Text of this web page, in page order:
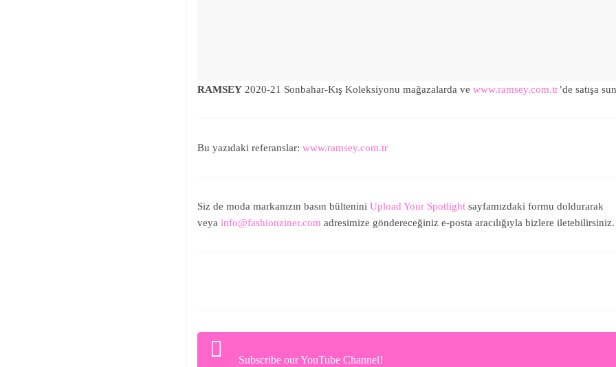
RAMSEY 2020-21 Sonbahar-Kış Koleksiyonu mağazalarda ve www.ramsey.com.tr’de satışa
Bu yazıdaki referanslar: www.ramsey.com.tr
Siz de moda markanızın basın bültenini Upload Your Spotlight sayfamızdaki formu doldurarak
veya info@fashionziner.com adresimize göndereceğiniz e-posta aracılığıyla bizlere iletebilirsiniz.
Subscribe our YouTube Channel!